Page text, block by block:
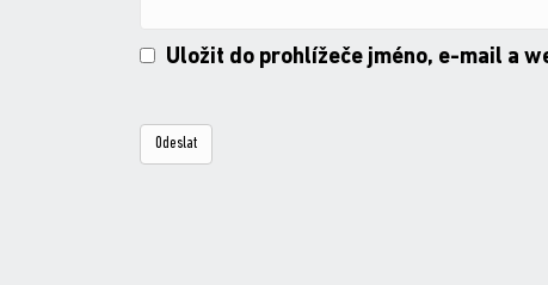
Uložit do prohlížeče jméno, e-mail a